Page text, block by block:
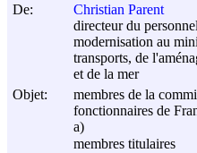
De:
Christian Parent
directeur du
modernisation au
transports, de
et de la mer
Objet:
membres de la
fonctionnaires de
a)
membres titulaires